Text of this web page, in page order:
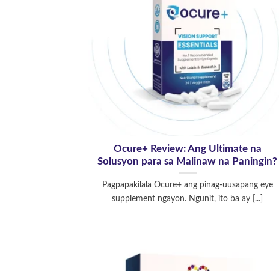
Ocure+ Review: Ang Ultimate na
Solusyon para sa Malinaw na Paningin?
Pagpapakilala Ocure+ ang pinag-uusapang eye
supplement ngayon. Ngunit, ito ba ay [...]